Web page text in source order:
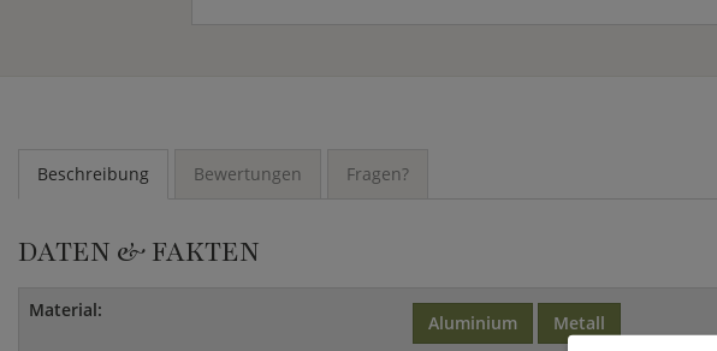
Beschreibung Bewertungen Fragen?
DATEN & FAKTEN
Material:
Aluminium Metall